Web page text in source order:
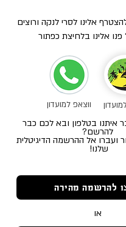
אלינו לסרי לנקה ורוצים
פנו אלינו בלחיצת כפתור
ווצאפ למועדון
איתנו בטלפון ובא לכם כבר
להרשם?
ועברו אל ההרשמה הדיגיטלית
שלנו!
להרשמה מהירה
או